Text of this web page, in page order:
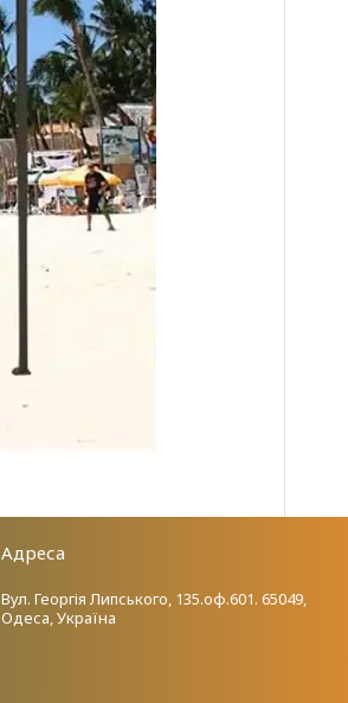
Адреса
Вул. Георгія Липського, 135.оф.601. 65049,
Одеса, Україна